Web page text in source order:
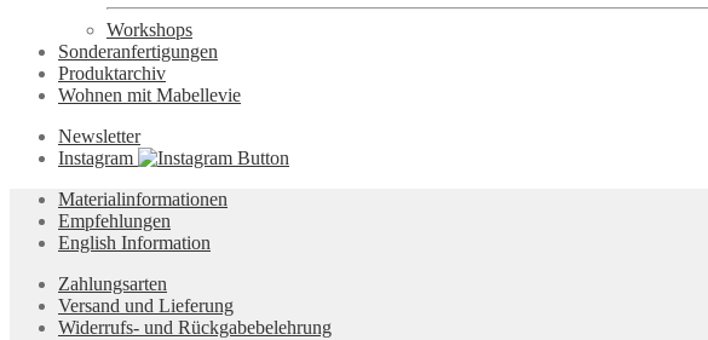
Workshops
Sonderanfertigungen
Produktarchiv
Wohnen mit Mabellevie
Newsletter
Instagram
Materialinformationen
Empfehlungen
English Information
Zahlungsarten
Versand und Lieferung
Widerrufs- und Rückgabebelehrung